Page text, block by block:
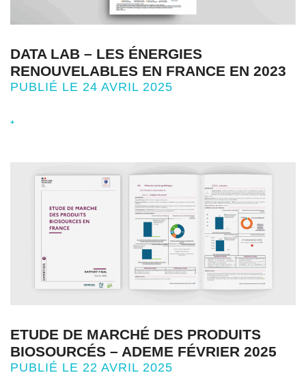
DATA LAB – LES ÉNERGIES
RENOUVELABLES EN FRANCE EN 2023
PUBLIÉ LE 24 AVRIL 2025
+
ETUDE DE MARCHÉ DES PRODUITS
BIOSOURCÉS – ADEME FÉVRIER 2025
PUBLIÉ LE 22 AVRIL 2025